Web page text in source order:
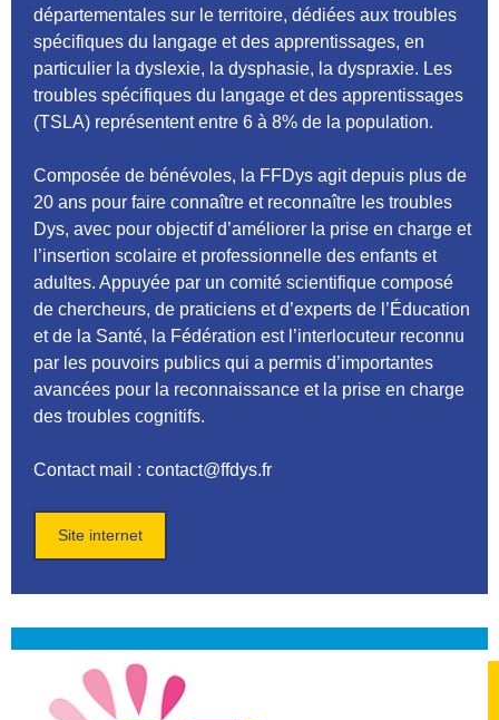
départementales sur le territoire, dédiées aux troubles
spécifiques du langage et des apprentissages, en
particulier la dyslexie, la dysphasie, la dyspraxie. Les
troubles spécifiques du langage et des apprentissages
(TSLA) représentent entre 6 à 8% de la population.
Composée de bénévoles, la FFDys agit depuis plus de
20 ans pour faire connaître et reconnaître les troubles
Dys, avec pour objectif d’améliorer la prise en charge et
l’insertion scolaire et professionnelle des enfants et
adultes. Appuyée par un comité scientifique composé
de chercheurs, de praticiens et d’experts de l’Éducation
et de la Santé, la Fédération est l’interlocuteur reconnu
par les pouvoirs publics qui a permis d’importantes
avancées pour la reconnaissance et la prise en charge
des troubles cognitifs.
Contact mail : contact@ffdys.fr
Site internet